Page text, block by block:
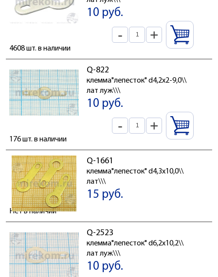
10 руб.
- +
4608 шт. в наличии
Q-822
клемма"лепесток" d4,2x2-9,0\\
лат луж\\\
10 руб.
- +
176 шт. в наличии
Q-1661
клемма"лепесток" d4,3x10,0\\
лат\\\
15 руб.
Нет в наличии
Q-2523
клемма"лепесток" d6,2x10,2\\
лат луж\\\
10 руб.